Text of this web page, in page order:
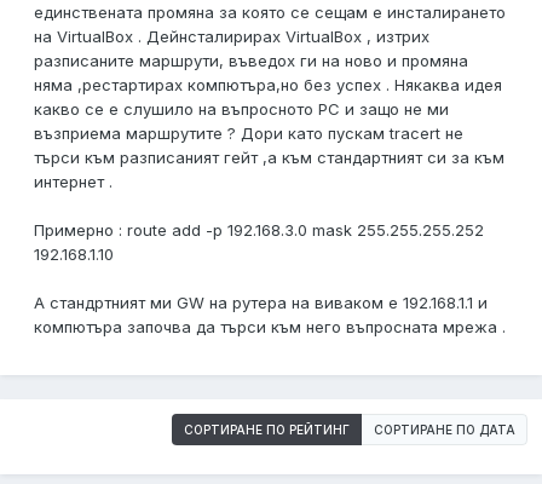
единствената промяна за която се сещам е инсталирането
на VirtualBox . Дейнсталирирах VirtualBox , изтрих
разписаните маршрути, въведох ги на ново и промяна
няма ,рестартирах компютъра,но без успех . Някаква идея
какво се е слушило на въпросното PC и защо не ми
възприема маршрутите ? Дори като пускам tracert не
търси към разписаният гейт ,а към стандартният си за към
интернет .
Примерно : route add -p 192.168.3.0 mask 255.255.255.252
192.168.1.10
А стандртният ми GW на рутера на виваком е 192.168.1.1 и
компютъра започва да търси към него въпросната мрежа .
СОРТИРАНЕ ПО РЕЙТИНГ СОРТИРАНЕ ПО ДАТА